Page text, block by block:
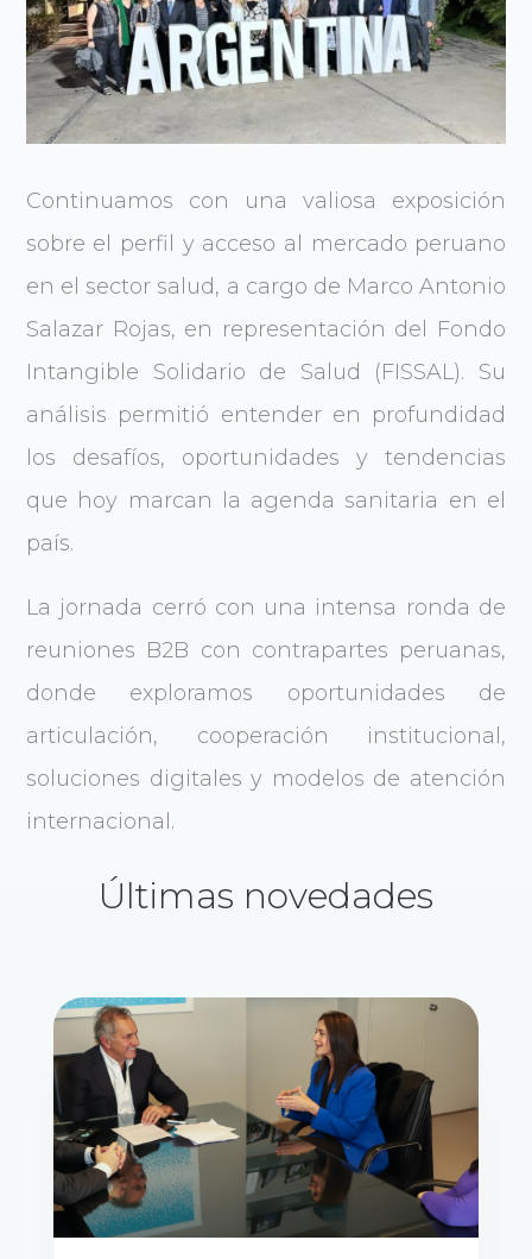
Continuamos con una valiosa exposición
sobre el perfil y acceso al mercado peruano
en el sector salud, a cargo de Marco Antonio
Salazar Rojas, en representación del Fondo
Intangible Solidario de Salud (FISSAL). Su
análisis permitió entender en profundidad
los desafíos, oportunidades y tendencias
que hoy marcan la agenda sanitaria en el
país.
La jornada cerró con una intensa ronda de
reuniones B2B con contrapartes peruanas,
donde exploramos oportunidades de
articulación, cooperación institucional,
soluciones digitales y modelos de atención
internacional.
Últimas novedades